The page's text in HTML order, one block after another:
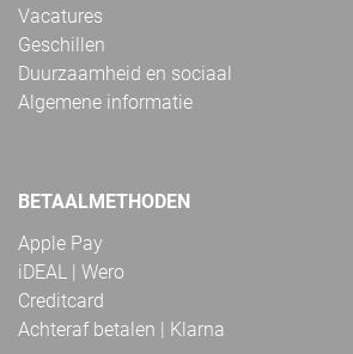
Vacatures
Geschillen
Duurzaamheid en sociaal
Algemene informatie
BETAALMETHODEN
Apple Pay
iDEAL | Wero
Creditcard
Achteraf betalen | Klarna